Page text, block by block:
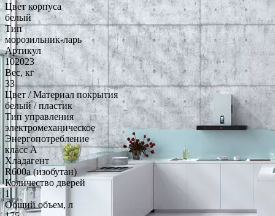
Цвет корпуса
белый
Тип
морозильник-ларь
Артикул
102023
Вес, кг
33
Цвет / Материал покрытия
белый / пластик
Тип управления
электромеханическое
Энергопотребление
класс A
Хладагент
R600a (изобутан)
Количество дверей
1
Общий объем, л